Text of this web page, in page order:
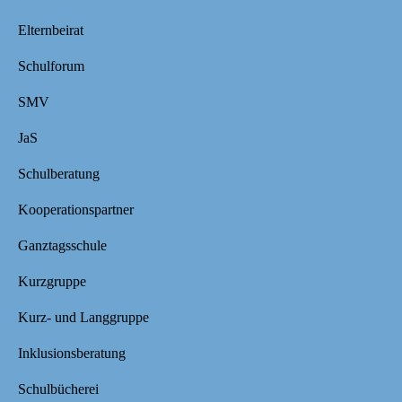
Elternbeirat
Schulforum
SMV
JaS
Schulberatung
Kooperationspartner
Ganztagsschule
Kurzgruppe
Kurz- und Langgruppe
Inklusionsberatung
Schulbücherei